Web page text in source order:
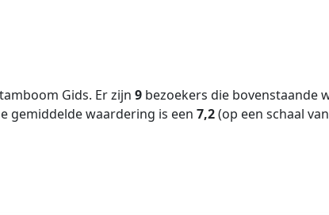
Gids. Er zijn 9 bezoekers die bovenstaande
gemiddelde waardering is een 7,2(op een schaal van